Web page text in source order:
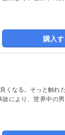
購入
により、世界中の